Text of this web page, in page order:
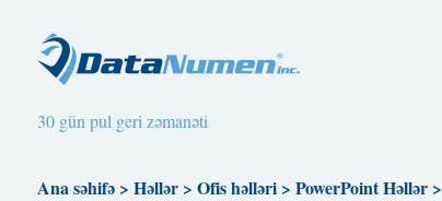
30 gün pul geri zəmanəti
Ana səhifə> Həllər> Ofis həlləri> PowerPoint Həllər>